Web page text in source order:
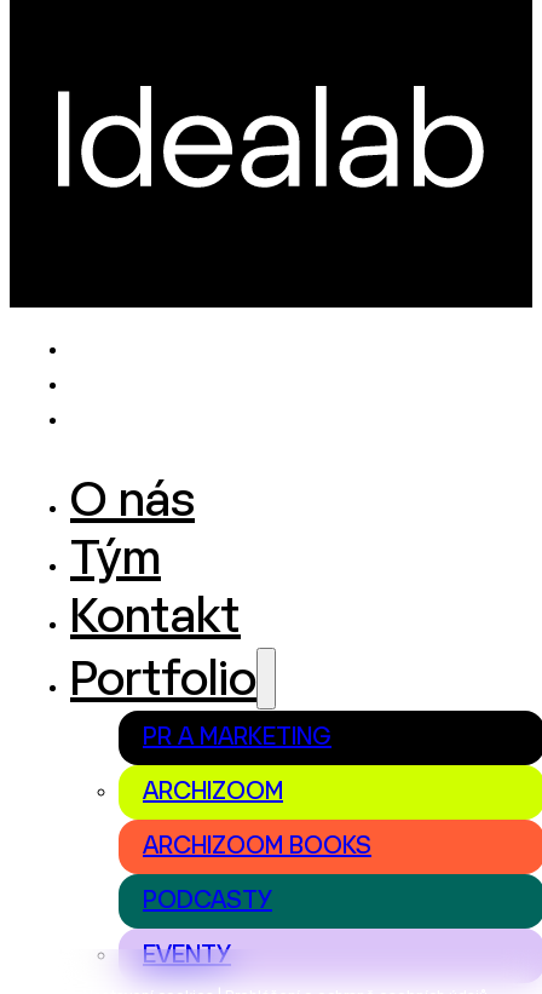
O nás
Tým
Kontakt
Portfolio
PR A MARKETING
ARCHIZOOM
ARCHIZOOM BOOKS
PODCASTY
EVENTY